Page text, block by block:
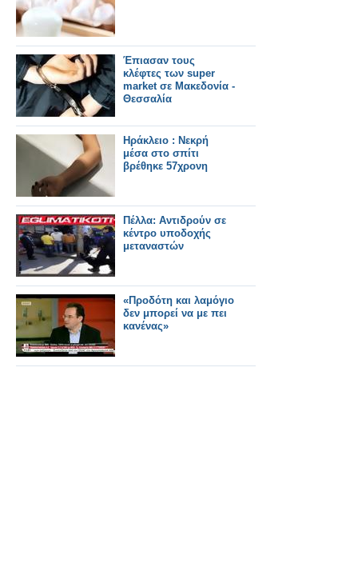
Έπιασαν τους
κλέφτες των super
market σε Μακεδονία -
Θεσσαλία
Ηράκλειο : Νεκρή
μέσα στο σπίτι
βρέθηκε 57χρονη
Πέλλα: Αντιδρούν σε
κέντρο υποδοχής
μεταναστών
«Προδότη και λαμόγιο
δεν μπορεί να με πει
κανένας»